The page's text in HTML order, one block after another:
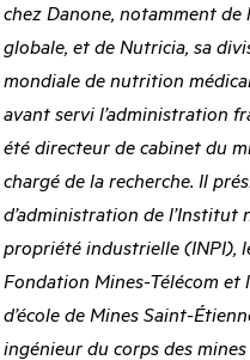
chez Danone, notamment de
globale, et de Nutricia, sa
mondiale de nutrition
avant servi l’administration
été directeur de cabinet du
chargé de la recherche. Il
d’administration de l’Institut
propriété industrielle (INPI),
Fondation Mines-Télécom et
d’école de Mines Saint-
ingénieur du corps des